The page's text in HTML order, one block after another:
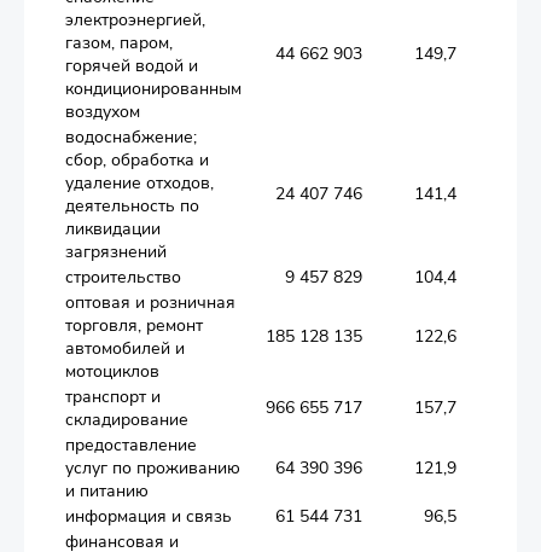
электроэнергией,
газом, паром,
горячей водой и
кондиционированным
воздухом
44 662 903 149,7
водоснабжение;
сбор, обработка и
удаление отходов,
деятельность по
ликвидации
загрязнений
24 407 746 141,4
строительство 9 457 829
104,4
оптовая и розничная
торговля, ремонт
автомобилей и
мотоциклов
185 128 135 122,6
транспорт и
складирование
966 655 717
157,7
предоставление
услуг по проживанию
и питанию
64 390 396 121,9
информация и связь 61 544 731
96,5
финансовая и